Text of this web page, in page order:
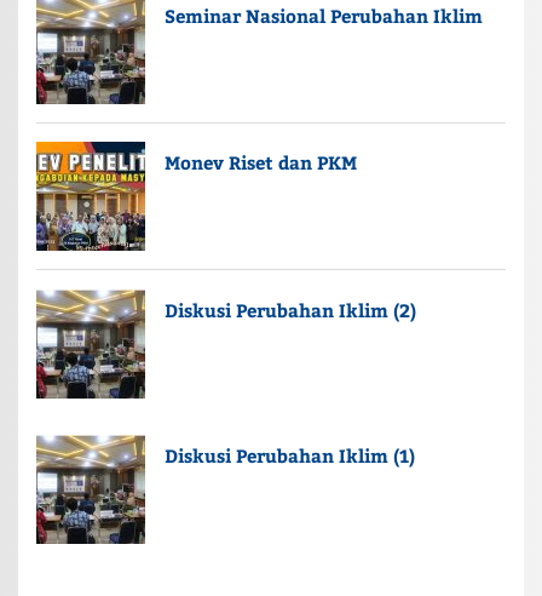
Seminar Nasional Perubahan Iklim
Monev Riset dan PKM
Diskusi Perubahan Iklim (2)
Diskusi Perubahan Iklim (1)